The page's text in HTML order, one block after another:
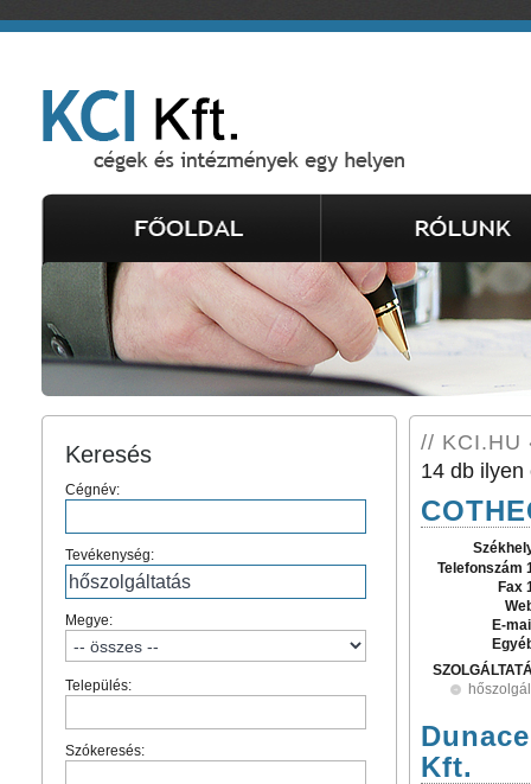
Keresés
Cégnév:
Tevékenység:
Megye:
Település:
Szókeresés:
// KCI.HU
14 db ilyen
Telefonszám
Fax
E-
Kft.